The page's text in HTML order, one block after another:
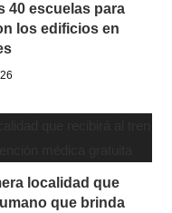
40 escuelas para
los edificios en
localidad que
que brinda